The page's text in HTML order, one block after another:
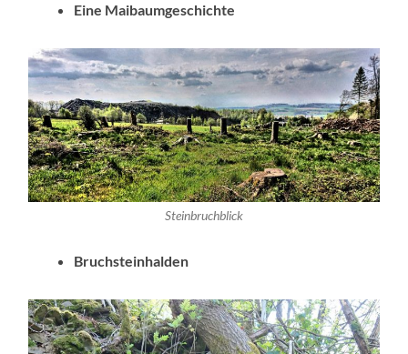
Eine Maibaumgeschichte
Steinbruchblick
Bruchsteinhalden